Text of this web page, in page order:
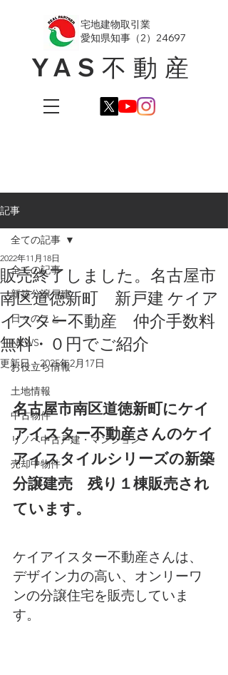
YAS不動産
​宅地建物取引業
愛知県知事（2）24697
記事
全ての記事
新築分譲戸建
日々のこと
NEWS
お役立ち情報
土地情報
中古物件
リノベ中古戸建・マンション
売却中物件
全ての記事
販売終了しました。名古屋市
南区道徳新町 新戸建 ケイア
イスター不動産 仲介手数料
無料・０円でご紹介
2022年11月18日
更新日：2025年2月17日
名古屋市南区道徳新町にケイ
アイスター不動産さんのケイ
アイスタイルシリーズの新築
分譲建売　残り１棟販売され
ています。
ケイアイスター不動産さんは、
デザイン力の高い、オンリーワ
ンの分譲住宅を販売していま
す。